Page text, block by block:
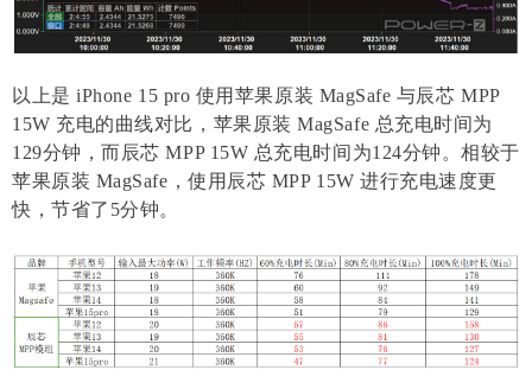
以上是 iPhone 15 pro 使用苹果原装 MagSafe 与辰芯 MPP
15W 充电的曲线对比，苹果原装 MagSafe 总充电时间为
129分钟，而辰芯 MPP 15W 总充电时间为124分钟。相较于
苹果原装 MagSafe，使用辰芯 MPP 15W 进行充电速度更
快，节省了5分钟。